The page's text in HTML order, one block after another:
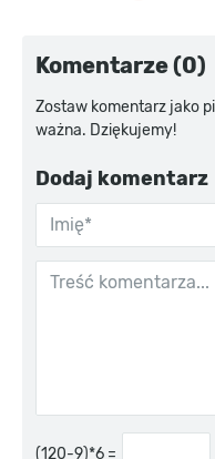
Komentarze (0)
Zostaw komentarz jako
ważna. Dziękujemy!
Dodaj komentarz
=